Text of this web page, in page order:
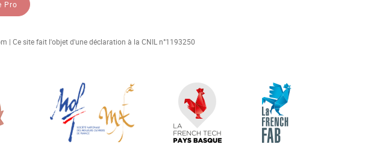
Pro
| Ce site fait l'objet d'une déclaration à la CNIL n°1193250